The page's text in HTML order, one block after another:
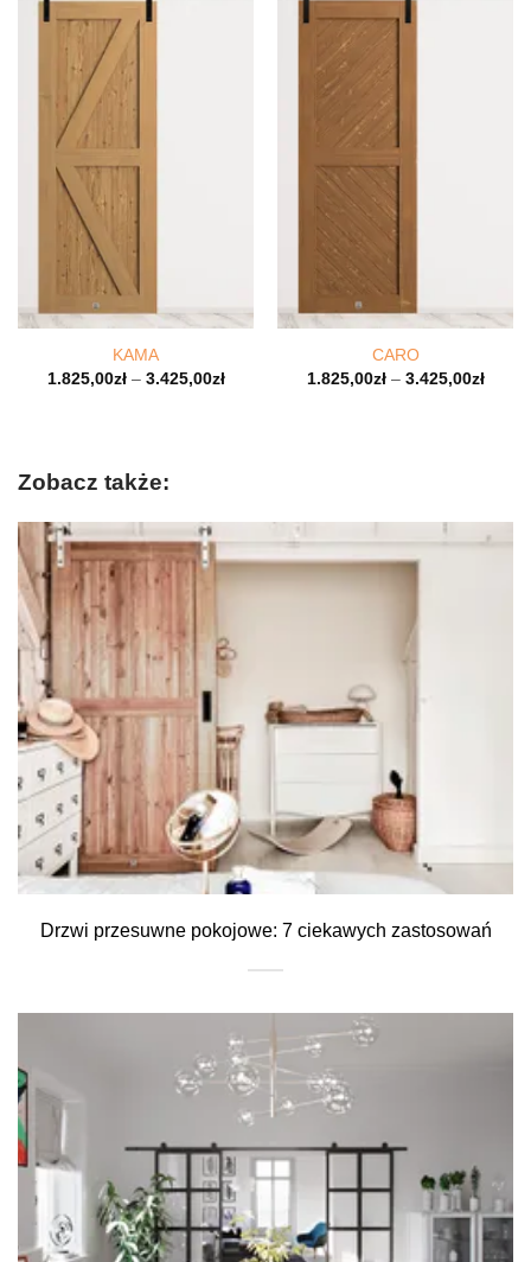
KAMA
1.825,00zł– 3.425,00zł
CARO
1.825,00zł– 3.425,00zł
Zobacz także:
Drzwi przesuwne pokojowe: 7 ciekawych zastosowań